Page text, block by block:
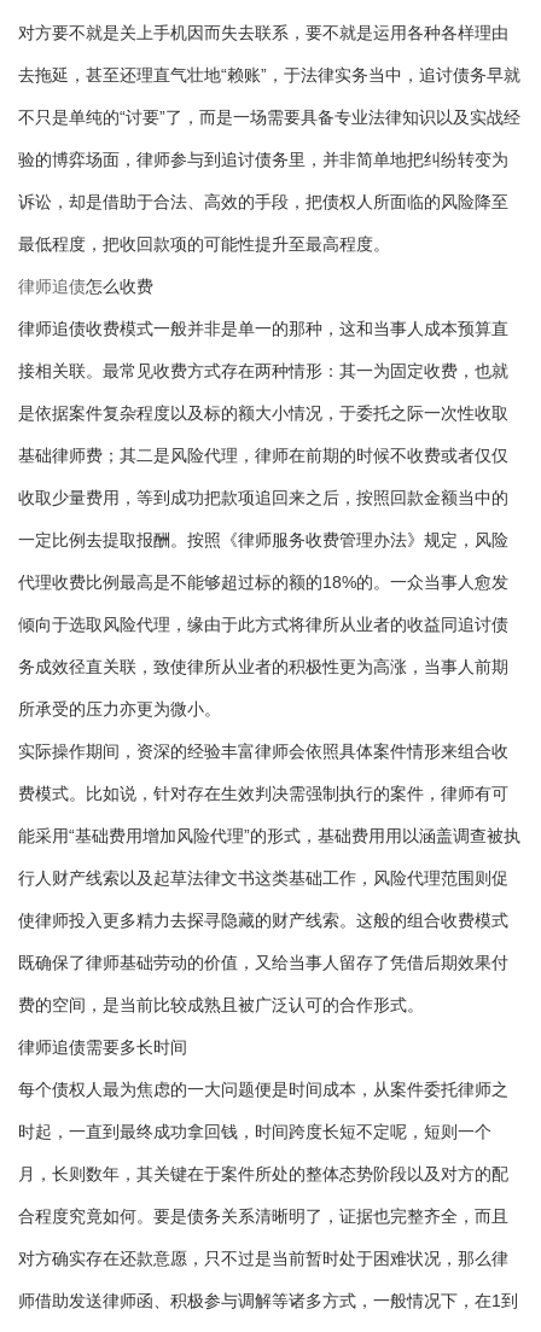
对方要不就是关上手机因而失去联系，要不就是运用各种各样理由
去拖延，甚至还理直气壮地“赖账”，于法律实务当中，追讨债务早就
不只是单纯的“讨要”了，而是一场需要具备专业法律知识以及实战经
验的博弈场面，律师参与到追讨债务里，并非简单地把纠纷转变为
诉讼，却是借助于合法、高效的手段，把债权人所面临的风险降至
最低程度，把收回款项的可能性提升至最高程度。
律师追债怎么收费
律师追债收费模式一般并非是单一的那种，这和当事人成本预算直
接相关联。最常见收费方式存在两种情形：其一为固定收费，也就
是依据案件复杂程度以及标的额大小情况，于委托之际一次性收取
基础律师费；其二是风险代理，律师在前期的时候不收费或者仅仅
收取少量费用，等到成功把款项追回来之后，按照回款金额当中的
一定比例去提取报酬。按照《律师服务收费管理办法》规定，风险
代理收费比例最高是不能够超过标的额的18%的。一众当事人愈发
倾向于选取风险代理，缘由于此方式将律所从业者的收益同追讨债
务成效径直关联，致使律所从业者的积极性更为高涨，当事人前期
所承受的压力亦更为微小。
实际操作期间，资深的经验丰富律师会依照具体案件情形来组合收
费模式。比如说，针对存在生效判决需强制执行的案件，律师有可
能采用“基础费用增加风险代理”的形式，基础费用用以涵盖调查被执
行人财产线索以及起草法律文书这类基础工作，风险代理范围则促
使律师投入更多精力去探寻隐藏的财产线索。这般的组合收费模式
既确保了律师基础劳动的价值，又给当事人留存了凭借后期效果付
费的空间，是当前比较成熟且被广泛认可的合作形式。
律师追债需要多长时间
每个债权人最为焦虑的一大问题便是时间成本，从案件委托律师之
时起，一直到最终成功拿回钱，时间跨度长短不定呢，短则一个
月，长则数年，其关键在于案件所处的整体态势阶段以及对方的配
合程度究竟如何。要是债务关系清晰明了，证据也完整齐全，而且
对方确实存在还款意愿，只不过是当前暂时处于困难状况，那么律
师借助发送律师函、积极参与调解等诸多方式，一般情况下，在1到